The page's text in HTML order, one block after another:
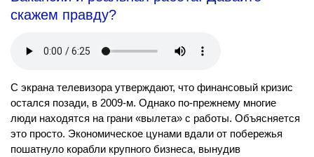
скажем правду?
С экрана телевизора утверждают, что финансовый кризис
остался позади, в 2009-м. Однако по-прежнему многие
люди находятся на грани «вылета» с работы. Объясняется
это просто. Экономическое цунами вдали от побережья
пошатнуло корабли крупного бизнеса, вынудив